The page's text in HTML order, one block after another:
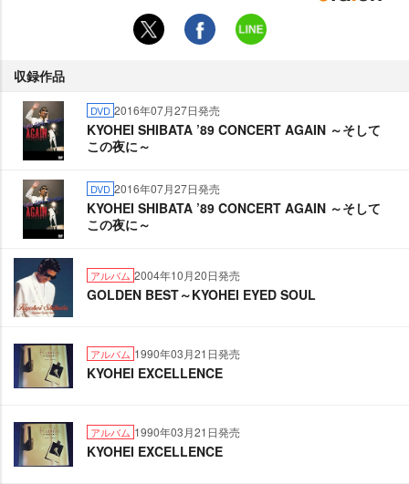
収録作品
DVD 2016年07月27日発売
KYOHEI SHIBATA ’89 CONCERT AGAIN ～そして
この夜に～
DVD 2016年07月27日発売
KYOHEI SHIBATA ’89 CONCERT AGAIN ～そして
この夜に～
アルバム 2004年10月20日発売
GOLDEN BEST～KYOHEI EYED SOUL
アルバム 1990年03月21日発売
KYOHEI EXCELLENCE
アルバム 1990年03月21日発売
KYOHEI EXCELLENCE